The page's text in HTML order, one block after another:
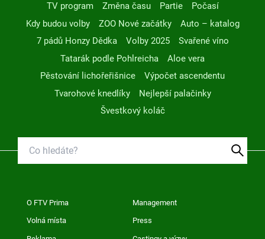
TV program
Změna času Partie
Počasí
Kdy budou volby
ZOO Nové začátky
Auto – katalog
7 pádů Honzy Dědka
Volby 2025
Svařené víno
Tatarák podle Pohlreicha
Aloe vera
Pěstování lichořeřišnice
Výpočet ascendentu
Tvarohové knedlíky
Nejlepší palačinky
Švestkový koláč
O FTV Prima Management
Volná místa Press